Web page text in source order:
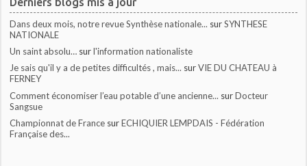
Dans deux mois, notre revue Synthèse nationale... surSYNTHESE
NATIONALE
Un saint absolu… surl'information nationaliste
Je sais qu'il y a de petites difficultés , mais... surVIE DU CHATEAU à
FERNEY
Comment économiser l’eau potable d’une ancienne... surDocteur
Sangsue
Championnat de France surECHIQUIER LEMPDAIS - Fédération
Française des...